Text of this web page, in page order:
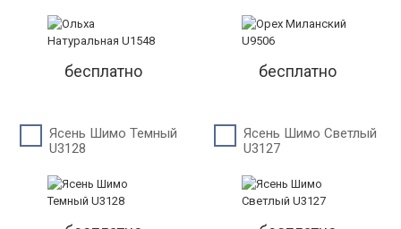
бесплатно бесплатно
Ясень Шимо Темный
U3128
Ясень Шимо Светлый
U3127